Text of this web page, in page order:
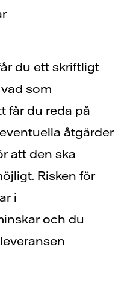
du ett skriftligt
som
får du reda på
åtgärder
att den ska
Risken för
i
och du